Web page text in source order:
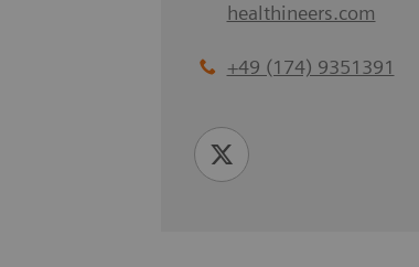
healthineers.com
+49 (174) 9351391